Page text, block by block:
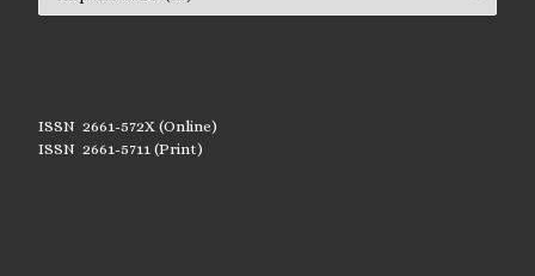
ISSN 2661-572X (Online)
ISSN 2661-5711 (Print)